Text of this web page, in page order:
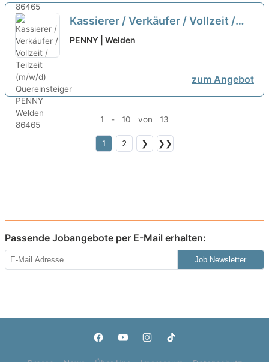
Kassierer / Verkäufer / Vollzeit /
Teilzeit (m/w/d) Quereinsteiger
PENNY | Welden
zum Angebot
1 - 10 von 13
1 2 ❯ ❯❯
Passende Jobangebote per E-Mail erhalten:
Job Newsletter